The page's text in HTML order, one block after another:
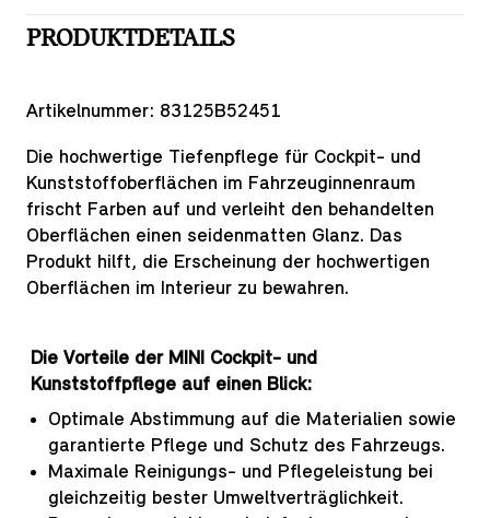
PRODUKTDETAILS
Artikelnummer: 83125B52451
Die hochwertige Tiefenpflege für Cockpit- und
Kunststoffoberflächen im Fahrzeuginnenraum
frischt Farben auf und verleiht den behandelten
Oberflächen einen seidenmatten Glanz. Das
Produkt hilft, die Erscheinung der hochwertigen
Oberflächen im Interieur zu bewahren.
Die Vorteile der MINI Cockpit- und
Kunststoffpflege auf einen Blick:
Optimale Abstimmung auf die Materialien sowie
garantierte Pflege und Schutz des Fahrzeugs.
Maximale Reinigungs- und Pflegeleistung bei
gleichzeitig bester Umweltverträglichkeit.